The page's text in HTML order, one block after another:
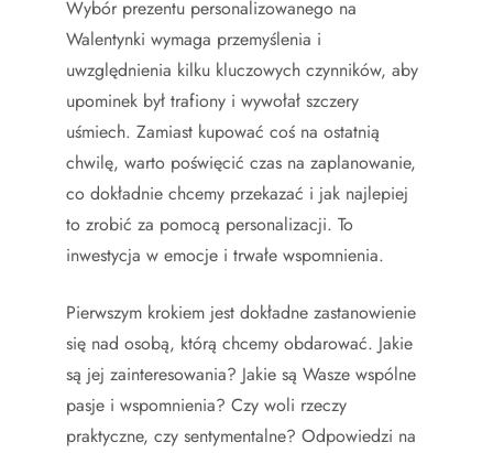
Wybór prezentu personalizowanego na
Walentynki wymaga przemyślenia i
uwzględnienia kilku kluczowych czynników, aby
upominek był trafiony i wywołał szczery
uśmiech. Zamiast kupować coś na ostatnią
chwilę, warto poświęcić czas na zaplanowanie,
co dokładnie chcemy przekazać i jak najlepiej
to zrobić za pomocą personalizacji. To
inwestycja w emocje i trwałe wspomnienia.
Pierwszym krokiem jest dokładne zastanowienie
się nad osobą, którą chcemy obdarować. Jakie
są jej zainteresowania? Jakie są Wasze wspólne
pasje i wspomnienia? Czy woli rzeczy
praktyczne, czy sentymentalne? Odpowiedzi na